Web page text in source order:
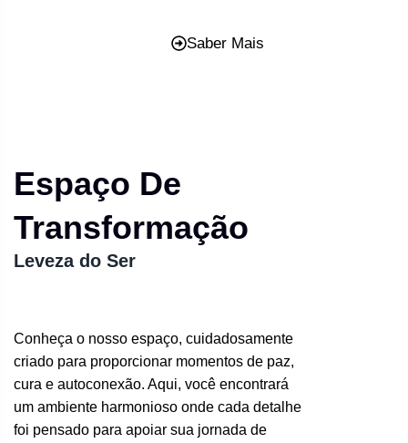
Saber Mais
Espaço De
Transformação
Leveza do Ser
Conheça o nosso espaço, cuidadosamente
criado para proporcionar momentos de paz,
cura e autoconexão. Aqui, você encontrará
um ambiente harmonioso onde cada detalhe
foi pensado para apoiar sua jornada de